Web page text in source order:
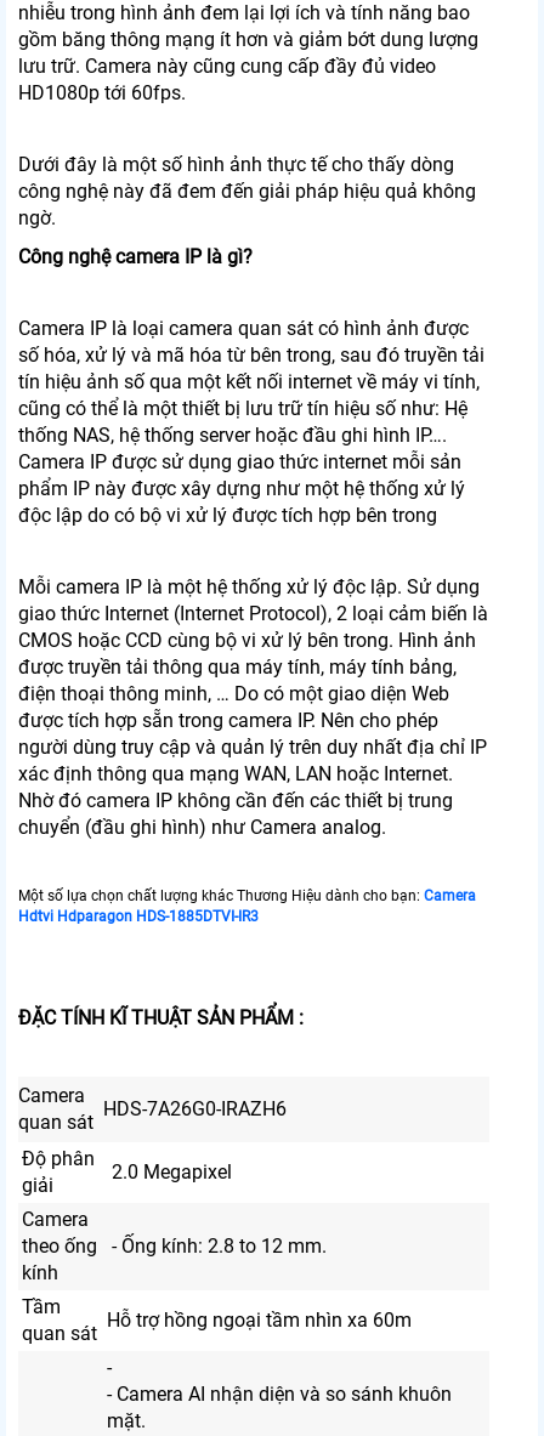
nhiễu trong hình ảnh đem lại lợi ích và tính năng bao
gồm băng thông mạng ít hơn và giảm bớt dung lượng
lưu trữ. Camera này cũng cung cấp đầy đủ video
HD1080p tới 60fps.
Dưới đây là một số hình ảnh thực tế cho thấy dòng
công nghệ này đã đem đến giải pháp hiệu quả không
ngờ.
Công nghệ camera IP là gì?
Camera IP là loại camera quan sát có hình ảnh được
số hóa, xử lý và mã hóa từ bên trong, sau đó truyền tải
tín hiệu ảnh số qua một kết nối internet về máy vi tính,
cũng có thể là một thiết bị lưu trữ tín hiệu số như: Hệ
thống NAS, hệ thống server hoặc đầu ghi hình IP….
Camera IP được sử dụng giao thức internet mỗi sản
phẩm IP này được xây dựng như một hệ thống xử lý
độc lập do có bộ vi xử lý được tích hợp bên trong
Mỗi camera IP là một hệ thống xử lý độc lập. Sử dụng
giao thức Internet (Internet Protocol), 2 loại cảm biến là
CMOS hoặc CCD cùng bộ vi xử lý bên trong. Hình ảnh
được truyền tải thông qua máy tính, máy tính bảng,
điện thoại thông minh, … Do có một giao diện Web
được tích hợp sẵn trong camera IP. Nên cho phép
người dùng truy cập và quản lý trên duy nhất địa chỉ IP
xác định thông qua mạng WAN, LAN hoặc Internet.
Nhờ đó camera IP không cần đến các thiết bị trung
chuyển (đầu ghi hình) như Camera analog.
Một số lựa chọn chất lượng khác Thương Hiệu dành cho bạn: Camera
Hdtvi Hdparagon HDS-1885DTVI-IR3
ĐẶC TÍNH KĨ THUẬT SẢN PHẨM :
Camera
quan sát
HDS-7A26G0-IRAZH6
Độ phân
giải
2.0 Megapixel
Camera
theo ống
kính
- Ống kính: 2.8 to 12 mm.
Tầm
quan sát
Hỗ trợ hồng ngoại tầm nhìn xa 60m
-
- Camera AI nhận diện và so sánh khuôn
mặt.